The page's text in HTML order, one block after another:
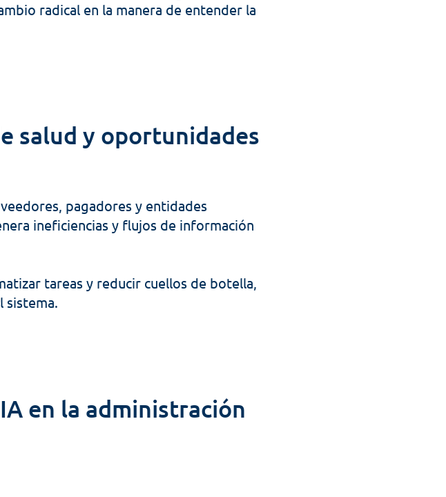
radical en la manera de entender la
salud y oportunidades
pagadores y entidades
ineficiencias y flujos de información
tareas y reducir cuellos de botella,
sistema.
en la administración